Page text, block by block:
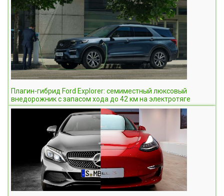
Плагин-гибрид Ford Explorer: семиместный люксовый
внедорожник с запасом хода до 42 км на электротяге